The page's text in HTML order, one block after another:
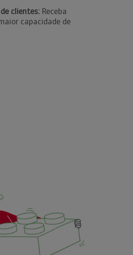
clientes: Receba
capacidade de